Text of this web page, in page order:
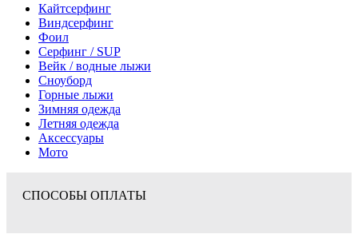
Кайтсерфинг
Виндсерфинг
Фоил
Серфинг / SUP
Вейк / водные лыжи
Сноуборд
Горные лыжи
Зимняя одежда
Летняя одежда
Аксессуары
Мото
СПОСОБЫ ОПЛАТЫ